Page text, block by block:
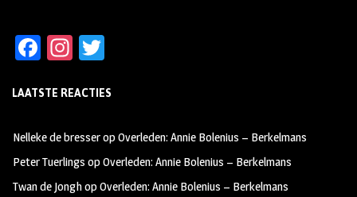
Fa
b
oo
k
In
ag
m
tt
LAATSTE REACTIES
Nelleke de bresseropOverleden: Annie Bolenius – Berkelmans
Peter Tuerlings opOverleden: Annie Bolenius – Berkelmans
Twan de JonghopOverleden: Annie Bolenius – Berkelmans